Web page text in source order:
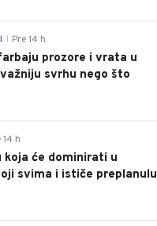
Pre 14 h
prozore i vrata u
svrhu nego što
14 h
koja će dominirati u
svima i ističe preplanulu